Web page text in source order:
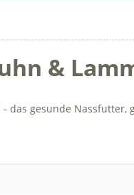
&
- das gesunde Nassfutter,